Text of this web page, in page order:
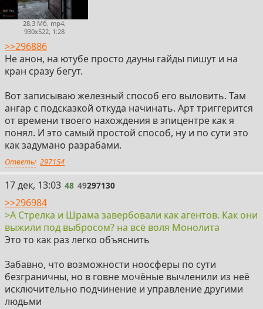
28,3 Мб, mp4,
930x522, 1:28
>>296886
Не анон, на ютубе просто дауны гайды пишут и на
кран сразу бегут.
Вот записываю железный способ его выловить. Там
ангар с подсказкой откуда начинать. Арт триггерится
от времени твоего нахождения в эпицентре как я
понял. И это самый простой способ, ну и по сути это
как задумано разрабами.
Ответы 297154
48
17 дек, 13:03 48 49297130
>>296984
>А Стрелка и Шрама завербовали как агентов. Как они
выжили под выбросом? на всё воля Монолита
Это то как раз легко объяснить
Забавно, что возможности ноосферы по сути
безграничны, но в говне мочёные вычленили из неё
исключительно подчинение и управление другими
людьми